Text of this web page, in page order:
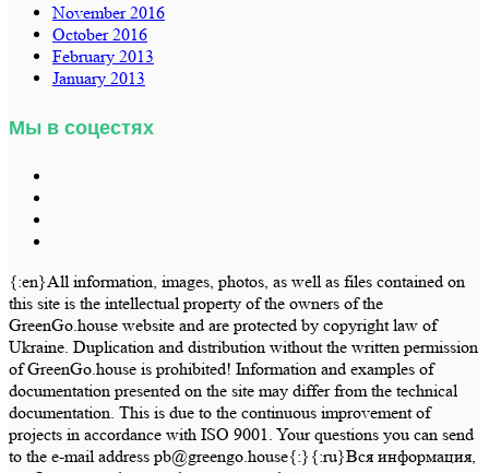
November 2016
October 2016
February 2013
January 2013
Мы в соцестях
{:en}All information, images, photos, as well as files contained on
this site is the intellectual property of the owners of the
GreenGo.house website and are protected by copyright law of
Ukraine. Duplication and distribution without the written permission
of GreenGo.house is prohibited! Information and examples of
documentation presented on the site may differ from the technical
documentation. This is due to the continuous improvement of
projects in accordance with ISO 9001. Your questions you can send
to the e-mail address pb@greengo.house{:}{:ru}Вся информация,